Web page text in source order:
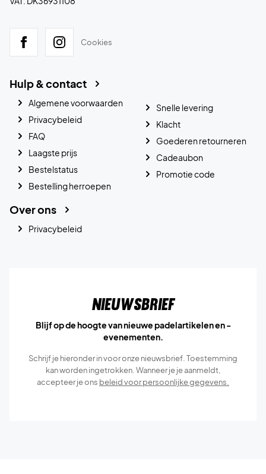
Cookies
Hulp & contact
Algemene voorwaarden
Privacybeleid
FAQ
Laagste prijs
Bestelstatus
Bestelling herroepen
Snelle levering
Klacht
Goederen retourneren
Cadeaubon
Promotie code
Over ons
Privacybeleid
Nieuwsbrief
Blijf op de hoogte van nieuwe padelartikelen en -
evenementen.
Schrijf je hieronder in voor onze nieuwsbrief. Toestemming
kan worden ingetrokken. Wanneer je je aanmeldt,
accepteer je ons beleid voor persoonlijke gegevens.